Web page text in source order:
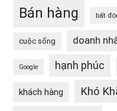
Bán hàng bất
cuộc sống doanh
Google hạnh phúc
khách hàng Khó